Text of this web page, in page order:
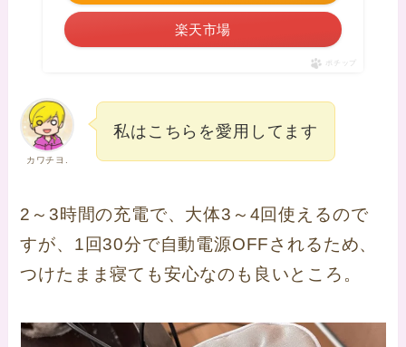
楽天市場
ポチップ
カワチヨ.
私はこちらを愛用してます
2～3時間の充電で、大体3～4回使えるので
すが、1回30分で自動電源OFFされるため、
つけたまま寝ても安心なのも良いところ。